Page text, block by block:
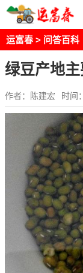
运富春 > 问答百科
绿豆产地
作者：陈建宏 时间